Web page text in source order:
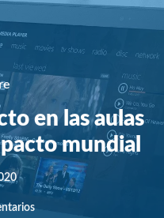
en las aulas
mundial